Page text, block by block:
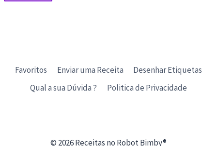
Favoritos Enviar uma Receita
Desenhar Etiquetas
Qual a sua Dúvida ?
Politica de Privacidade
© 2026 Receitas no Robot Bimby®